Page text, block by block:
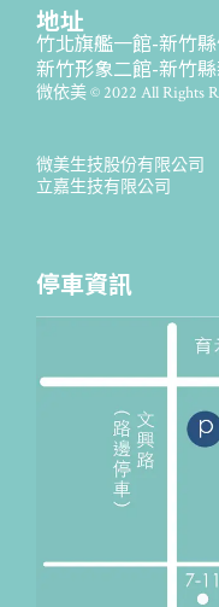
地址
竹北旗艦一館-新竹
新竹形象二館-新竹
微依美 © 2022 All Rights
微美生技股份有限公司
立嘉生技有限公司
停車資訊